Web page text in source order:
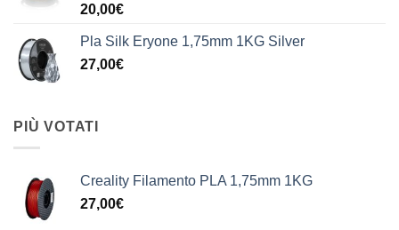
20,00€
Pla Silk Eryone 1,75mm 1KG Silver
27,00€
PIÙ VOTATI
Creality Filamento PLA 1,75mm 1KG
27,00€